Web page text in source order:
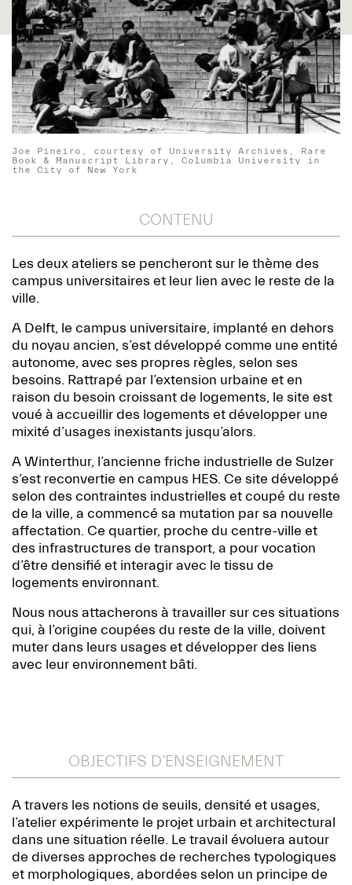
Joe Pineiro, courtesy of University Archives, Rare
Book & Manuscript Library, Columbia University in
the City of New York
CONTENU
Les deux ateliers se pencheront sur le thème des
campus universitaires et leur lien avec le reste de la
ville.
A Delft, le campus universitaire, implanté en dehors
du noyau ancien, s’est développé comme une entité
autonome, avec ses propres règles, selon ses
besoins. Rattrapé par l’extension urbaine et en
raison du besoin croissant de logements, le site est
voué à accueillir des logements et développer une
mixité d’usages inexistants jusqu’alors.
A Winterthur, l’ancienne friche industrielle de Sulzer
s’est reconvertie en campus HES. Ce site développé
selon des contraintes industrielles et coupé du reste
de la ville, a commencé sa mutation par sa nouvelle
affectation. Ce quartier, proche du centre-ville et
des infrastructures de transport, a pour vocation
d’être densifié et interagir avec le tissu de
logements environnant.
Nous nous attacherons à travailler sur ces situations
qui, à l’origine coupées du reste de la ville, doivent
muter dans leurs usages et développer des liens
avec leur environnement bâti.
OBJECTIFS D’ENSEIGNEMENT
A travers les notions de seuils, densité et usages,
l’atelier expérimente le projet urbain et architectural
dans une situation réelle. Le travail évoluera autour
de diverses approches de recherches typologiques
et morphologiques, abordées selon un principe de